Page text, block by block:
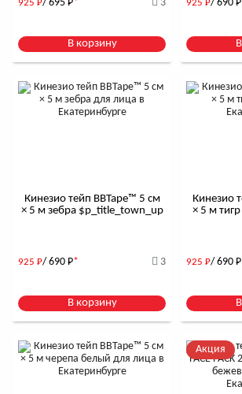
925 Р/ 695 Р* 3
В корзину
925 Р/ 690 Р
Кинезио тейп BBTape™ 5 см
× 5 м зебра $р_title_town_up
925 Р/ 690 Р* 3
В корзину
Кинезио
× 5 м
925 Р/ 690 Р
Акция